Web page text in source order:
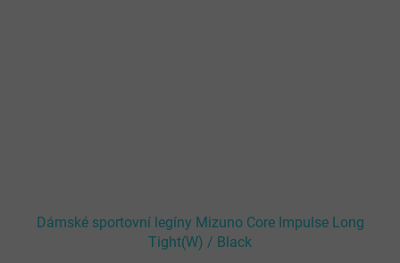
Dámské sportovní legíny Mizuno Core Impulse Long
Tight(W) / Black